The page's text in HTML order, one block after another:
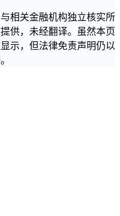
相关金融机构独立核实所
供，未经翻译。虽然本页
示，但法律免责声明仍以